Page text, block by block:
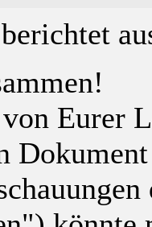
Eurer